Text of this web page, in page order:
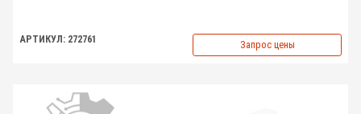
АРТИКУЛ: 272761 Запрос цены